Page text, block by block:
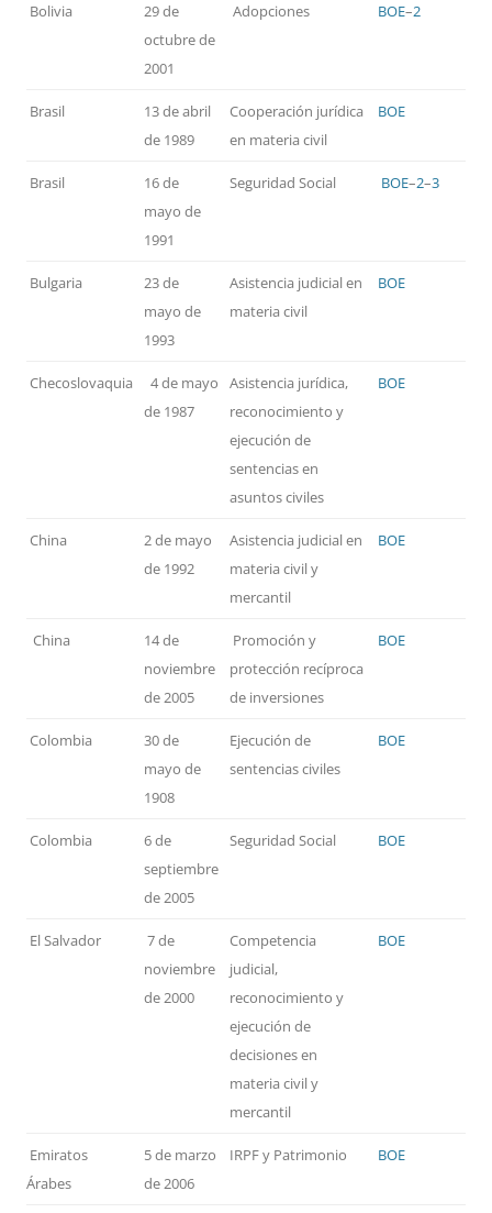
Bolivia
29 de
octubre de
2001
Adopciones BOE–2
Brasil
13 de abril
de 1989
Cooperación jurídica
en materia civil
BOE
Brasil
16 de
mayo de
1991
Seguridad Social BOE–2–3
Bulgaria
23 de
mayo de
1993
Asistencia judicial en
materia civil
BOE
Checoslovaquia
4 de mayo
de 1987
Asistencia jurídica,
reconocimiento y
ejecución de
sentencias en
asuntos civiles
BOE
China
2 de mayo
de 1992
Asistencia judicial en
materia civil y
mercantil
BOE
China
14 de
noviembre
de 2005
Promoción y
protección recíproca
de inversiones
BOE
Colombia
30 de
mayo de
1908
Ejecución de
sentencias civiles
BOE
Colombia
6 de
septiembre
de 2005
Seguridad Social BOE
El Salvador
7 de
noviembre
de 2000
Competencia
judicial,
reconocimiento y
ejecución de
decisiones en
materia civil y
mercantil
BOE
Emiratos
Árabes
5 de marzo
de 2006
IRPF y Patrimonio BOE